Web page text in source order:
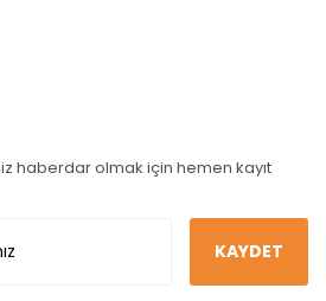
haberdar olmak için hemen kayıt
KAYDET